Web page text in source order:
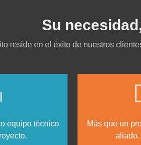
Su
reside en el éxito de nuestros
equipo técnico
Más que un
aliado.